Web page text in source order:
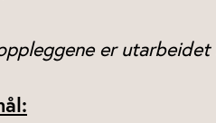
er